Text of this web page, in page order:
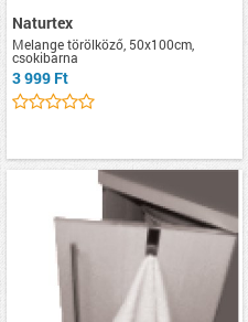
Naturtex
Melange törölköző, 50x100cm,
csokibarna
3 999 Ft